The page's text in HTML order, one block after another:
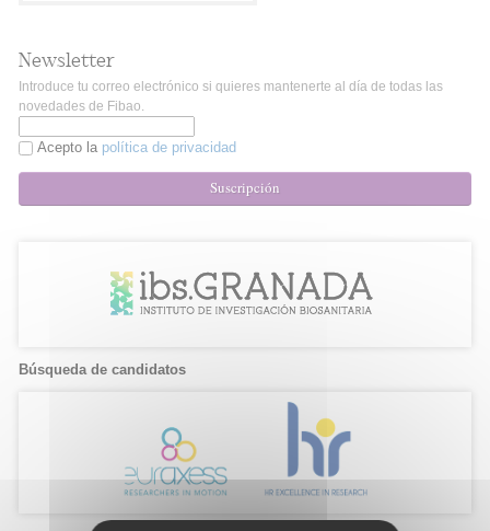
Newsletter
Introduce tu correo electrónico si quieres mantenerte al día de todas las
novedades de Fibao.
Acepto la política de privacidad
Suscripción
Búsqueda de candidatos